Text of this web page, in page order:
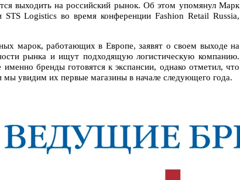
выходить на российский рынок. Об этом упомянул Марк
STS Logistics во время конференции Fashion Retail Russia,
марок, работающих в Европе, заявят о своем выходе на
рынка и ищут подходящую логистическую компанию.
бренды готовятся к экспансии, однако отметил, что
мы увидим их первые магазины в начале следующего года.